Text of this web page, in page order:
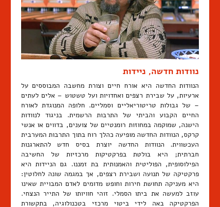
נוודות חדשה, ניידות
הנוודות החדשה היא אורח חיים וצורת מחשבה המבוססים על
ארעיות, על שבירת רצפים ואחדויות ועל טשטוש – אלים לעתים
– של גבולות טריטוריאליים וסמליים. חלופה המנוגדת לאורח
החיים הקבוע והביתי של התרבות הרשמית. בניגוד לנוודות
הישנה, שמוקמה במחוזות רומנטיים של צוענים, בדווים או אנשי
קרקס, הנוודות החדשה מופיעה כהלך רוח בתוך התרבות המערבית
העכשווית. הנוודות החדשה יוצרת בסיס חדש להתארגנות
חברתית; היא בולטת בפרקטיקות מרכזיות של החשיבה
הפילוסופית, הפוליטית והאמנותית בת זמננו. גם הניידות היא
פרקטיקה של תנועה ושבירת רצפים, אך במגמה שונה לחלוטין:
היא מעניקה תחושת חירות וחופש מדומים לאדם המבויית שאינו
עוזב למעשה את ביתו הסמלי. זוהי חוויותו של התייר הנצחי.
הפרקטיקה באה לידי ביטוי מרכזי בטכנולוגיה, בתקשורת